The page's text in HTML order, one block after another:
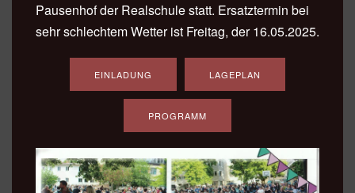
Pausenhof der Realschule statt. Ersatztermin bei
sehr schlechtem Wetter ist Freitag, der 16.05.2025.
EINLADUNG LAGEPLAN
PROGRAMM